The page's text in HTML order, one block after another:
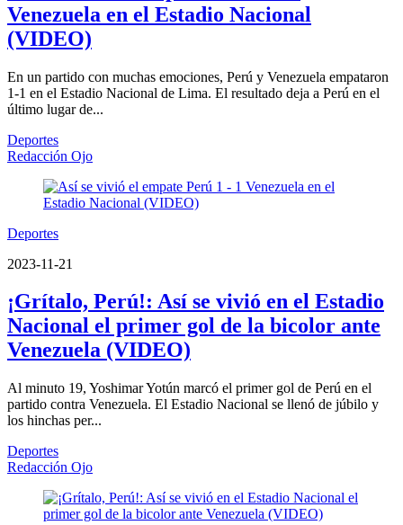
Venezuela en el Estadio Nacional
(VIDEO)
En un partido con muchas emociones, Perú y Venezuela empataron
1-1 en el Estadio Nacional de Lima. El resultado deja a Perú en el
último lugar de...
Deportes
Redacción Ojo
Deportes
2023-11-21
¡Grítalo, Perú!: Así se vivió en el Estadio
Nacional el primer gol de la bicolor ante
Venezuela (VIDEO)
Al minuto 19, Yoshimar Yotún marcó el primer gol de Perú en el
partido contra Venezuela. El Estadio Nacional se llenó de júbilo y
los hinchas per...
Deportes
Redacción Ojo